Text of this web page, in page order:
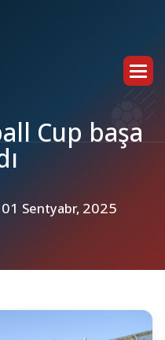
all Cup başa
ı
01 Sentyabr, 2025